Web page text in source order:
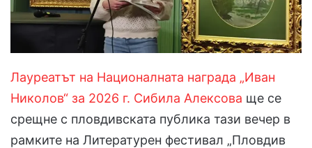
Лауреатът на Националната награда „Иван
Николов“ за 2026 г. Сибила Алексова ще се
срещне с пловдивската публика тази вечер в
рамките на Литературен фестивал „Пловдив